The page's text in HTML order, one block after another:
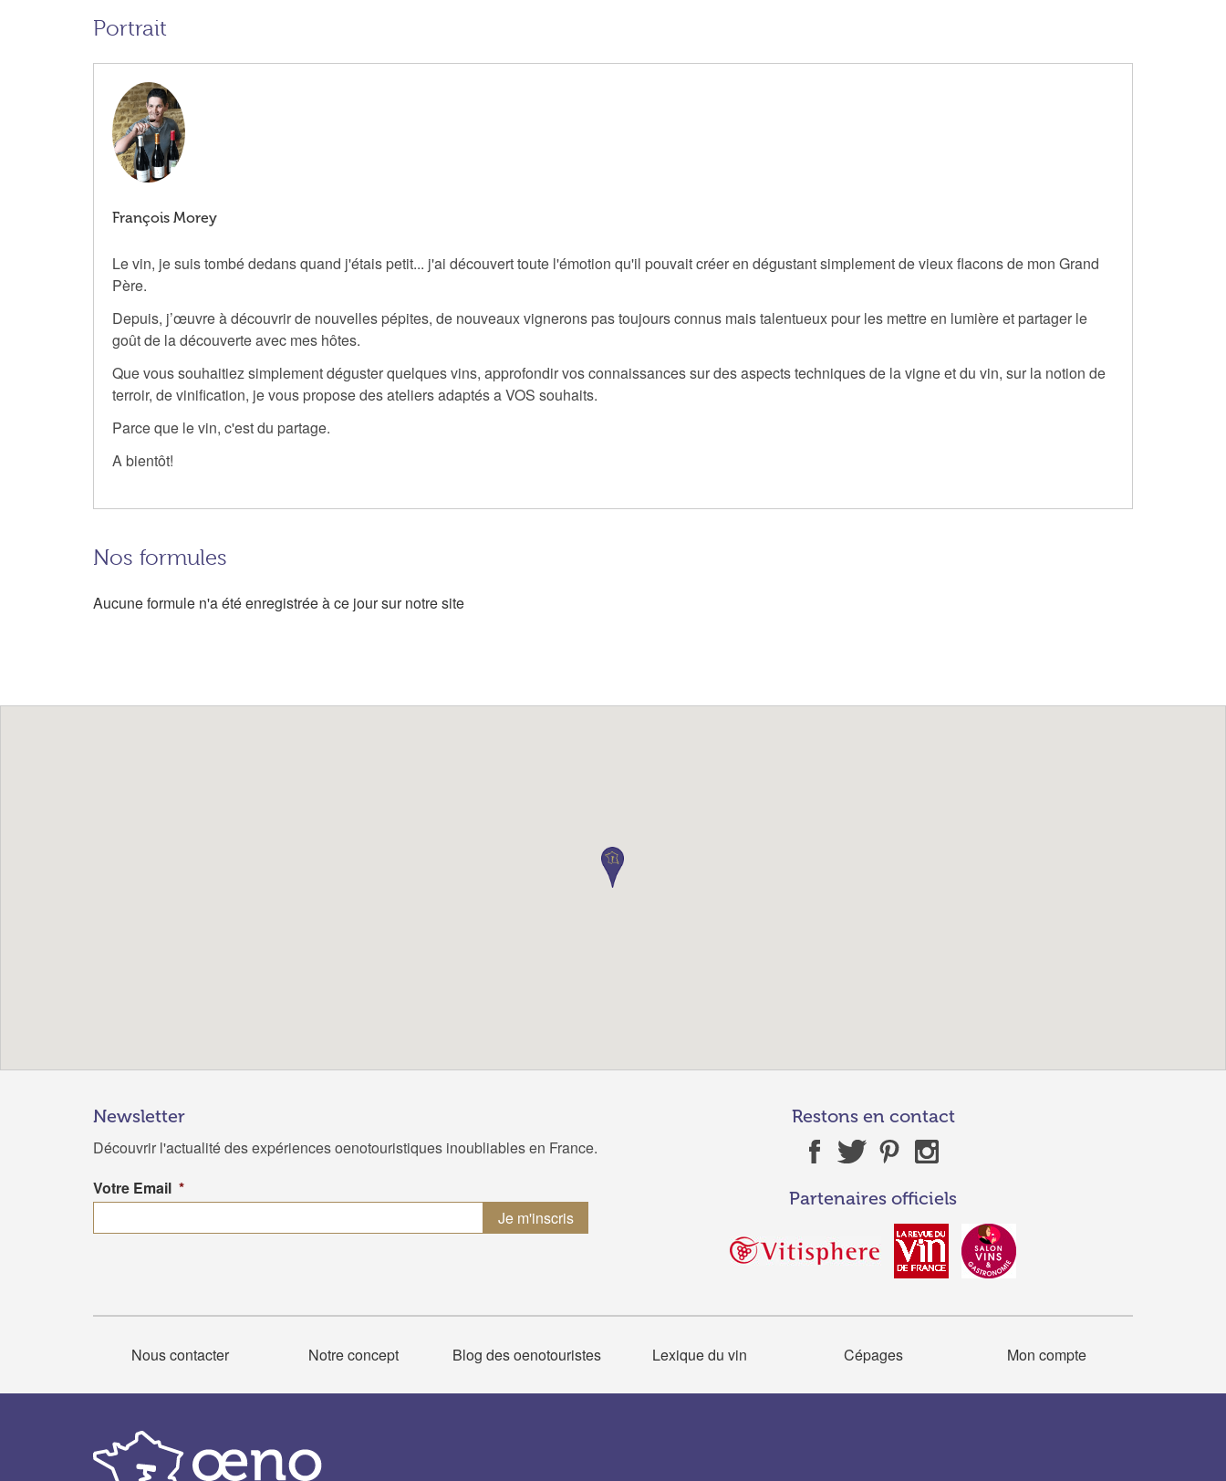
Portrait
François Morey
Le vin, je suis tombé dedans quand j'étais petit... j'ai découvert toute l'émotion qu'il pouvait créer en dégustant simplement de vieux flacons de mon Grand
Père.
Depuis, j’œuvre à découvrir de nouvelles pépites, de nouveaux vignerons pas toujours connus mais talentueux pour les mettre en lumière et partager le
goût de la découverte avec mes hôtes.
Que vous souhaitiez simplement déguster quelques vins, approfondir vos connaissances sur des aspects techniques de la vigne et du vin, sur la notion de
terroir, de vinification, je vous propose des ateliers adaptés a VOS souhaits.
Parce que le vin, c'est du partage.
A bientôt!
Nos formules
Aucune formule n'a été enregistrée à ce jour sur notre site
Newsletter
Découvrir l'actualité des expériences oenotouristiques inoubliables en France.
Votre Email *
Restons en contact
Partenaires officiels
Nous contacter Notre concept Blog des oenotouristes Lexique du vin Cépages Mon compte